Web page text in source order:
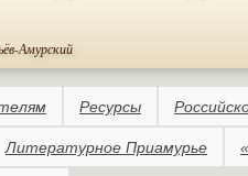
Амурский
Ресурсы
Литературное Приамурье